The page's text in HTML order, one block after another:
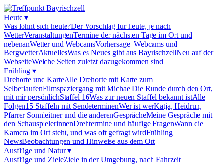
Heute ▾
Was lohnt sich heute?Der Vorschlag für heute, je nach
WetterVeranstaltungenTermine der nächsten Tage im Ort und
nebenanWetter und WebcamsVorhersage, Webcams und
BergwetterAktuellesWas es Neues gibt aus BayrischzellNeu auf der
WebseiteWelche Seiten zuletzt dazugekommen sind
Frühling ▾
Drehorte und KarteAlle Drehorte mit Karte zum
SelberlaufenFilmspaziergang mit MichaelDie Runde durch den Ort,
mit mir persönlichStaffel 16Was zur neuen Staffel bekannt istAlle
Folgen15 Staffeln mit SendeterminenWer ist werKatja, Heidrun,
Pfarrer Sonnleitner und die anderenGesprächeMeine Gespräche mit
den SchauspielerinnenDrehtermine und häufige FragenWann die
Kamera im Ort steht, und was oft gefragt wirdFrühling
NewsBeobachtungen und Hinweise aus dem Ort
Ausflüge und Natur▾
Ausflüge und ZieleZiele in der Umgebung, nach Fahrzeit